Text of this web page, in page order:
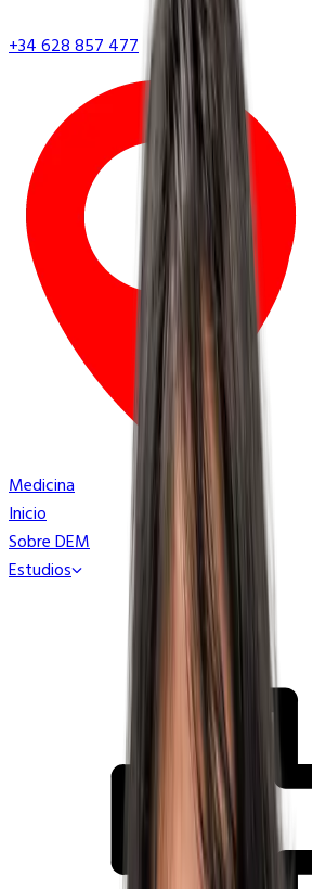
+34 628 857 477
Medicina
Inicio
Sobre DEM
Estudios